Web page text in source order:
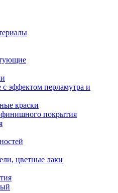
эффектом перламутра и
краски
финишного покрытия
цветные лаки